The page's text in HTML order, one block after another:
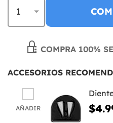
COMPRA 100%
ACCESORIOS
AÑADIR